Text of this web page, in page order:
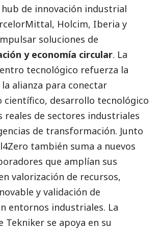
hub de innovación industrial
Holcim, Iberia y
soluciones de
y economía circular. La
tecnológico refuerza la
alianza para conectar
científico, desarrollo tecnológico
reales de sectores industriales
de transformación. Junto
también suma a nuevos
que amplían sus
valorización de recursos,
y validación de
entornos industriales. La
Tekniker se apoya en su